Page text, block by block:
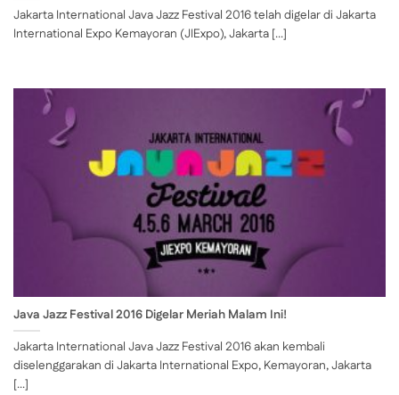
Jakarta International Java Jazz Festival 2016 telah digelar di Jakarta
International Expo Kemayoran (JIExpo), Jakarta [...]
Java Jazz Festival 2016 Digelar Meriah Malam Ini!
Jakarta International Java Jazz Festival 2016 akan kembali
diselenggarakan di Jakarta International Expo, Kemayoran, Jakarta
[...]